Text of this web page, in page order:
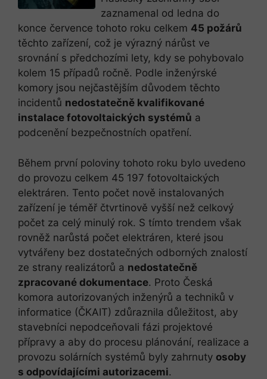
zaznamenal od ledna do
konce července tohoto roku celkem 45 požárů
těchto zařízení, což je výrazný nárůst ve
srovnání s předchozími lety, kdy se pohybovalo
kolem 15 případů ročně. Podle inženýrské
komory jsou nejčastějším důvodem těchto
incidentů nedostatečně kvalifikované
instalace fotovoltaických systémů a
podcenění bezpečnostních opatření.
Během první poloviny tohoto roku bylo uvedeno
do provozu celkem 45 197 fotovoltaických
elektráren. Tento počet nově instalovaných
zařízení je téměř čtvrtinově vyšší než celkový
počet za celý minulý rok. S tímto trendem však
rovněž narůstá počet elektráren, které jsou
vytvářeny bez dostatečných odborných znalostí
ze strany realizátorů a nedostatečně
zpracované dokumentace. Proto Česká
komora autorizovaných inženýrů a techniků v
informatice (ČKAIT) zdůraznila důležitost, aby
stavebníci nepodceňovali fázi projektové
přípravy a aby do procesu plánování, realizace a
provozu solárních systémů byly zahrnuty osoby
s odpovídajícími autorizacemi.